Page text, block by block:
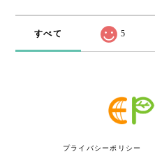
すべて 5
プライバシーポリシー